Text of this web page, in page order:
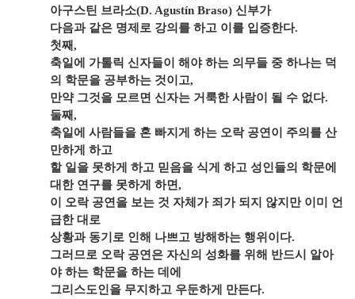
아구스틴 브라소(D. Agustín Braso) 신부가
다음과 같은 명제로 강의를 하고 이를 입증한다.
첫째,
축일에 가톨릭 신자들이 해야 하는 의무들 중 하나는 덕
의 학문을 공부하는 것이고,
만약 그것을 모르면 신자는 거룩한 사람이 될 수 없다.
둘째,
축일에 사람들을 혼 빠지게 하는 오락 공연이 주의를 산
만하게 하고
할 일을 못하게 하고 믿음을 식게 하고 성인들의 학문에
대한 연구를 못하게 하면,
이 오락 공연을 보는 것 자체가 죄가 되지 않지만 이미 언
급한 대로
상황과 동기로 인해 나쁘고 방해하는 행위이다.
그러므로 오락 공연은 자신의 성화를 위해 반드시 알아
야 하는 학문을 하는 데에
그리스도인을 무지하고 우둔하게 만든다.